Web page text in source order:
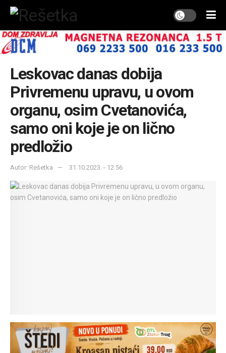
Leskovac danas dobija
Privremenu upravu, u ovom
organu, osim Cvetanovića,
samo oni koje je on lično
predložio
Autor: Rešetka 31.10.2023. - 12:56